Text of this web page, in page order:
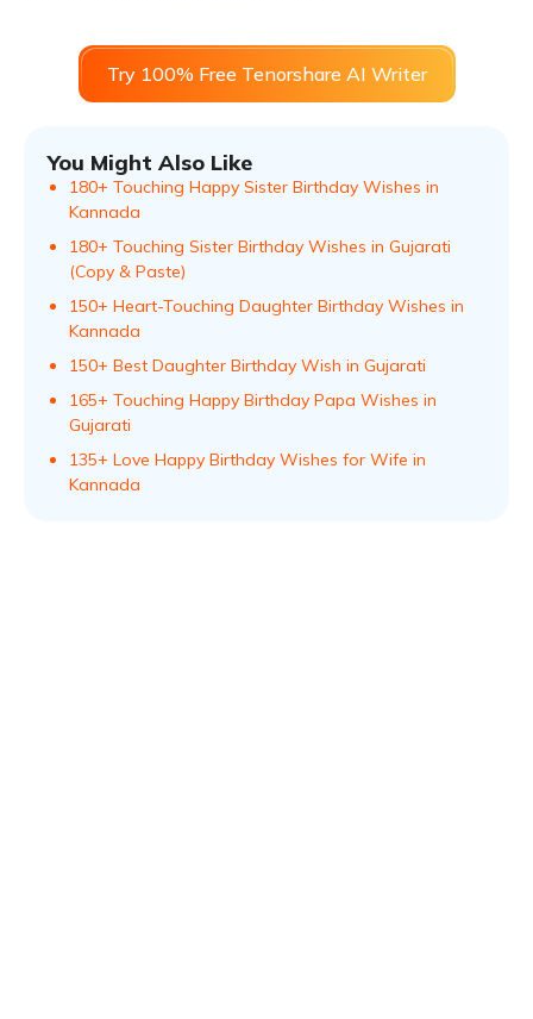
Try 100% Free Tenorshare AI Writer
You Might Also Like
180+ Touching Happy Sister Birthday Wishes in
Kannada
180+ Touching Sister Birthday Wishes in Gujarati
(Copy & Paste)
150+ Heart-Touching Daughter Birthday Wishes in
Kannada
150+ Best Daughter Birthday Wish in Gujarati
165+ Touching Happy Birthday Papa Wishes in
Gujarati
135+ Love Happy Birthday Wishes for Wife in
Kannada